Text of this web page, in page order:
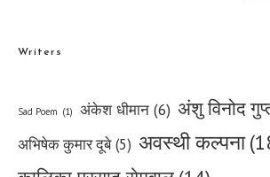
Writers
Sad Poem (1) अंकेश धीमान (6) अंशु विनोद
अभिषेक कुमार दूबे (5) अवस्थी कल्पना